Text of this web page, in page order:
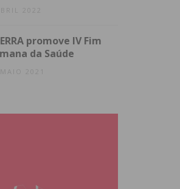
2022
promove IV Fim
da Saúde
2021